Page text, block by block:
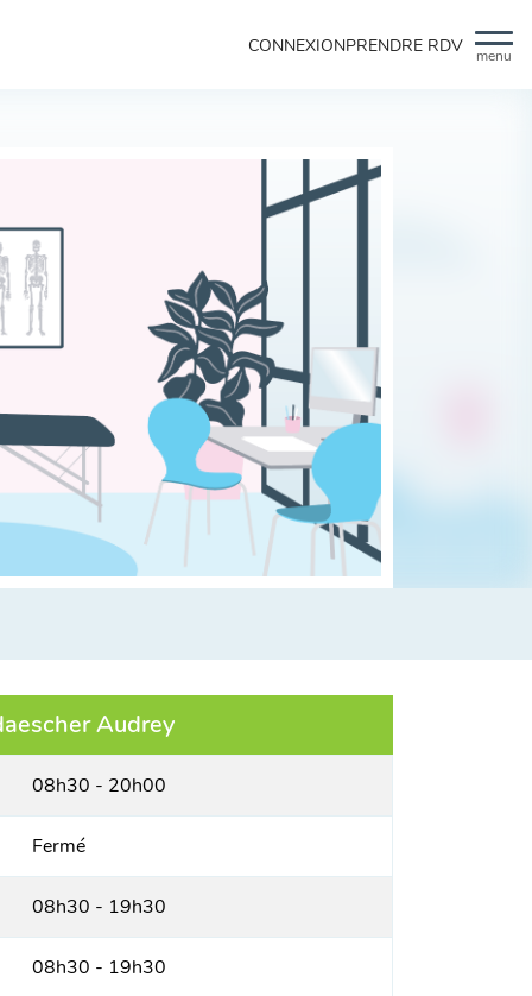
menu
CONNEXIONPRENDRE RDV
Audrey
08h30 - 20h00
Fermé
08h30 - 19h30
08h30 - 19h30